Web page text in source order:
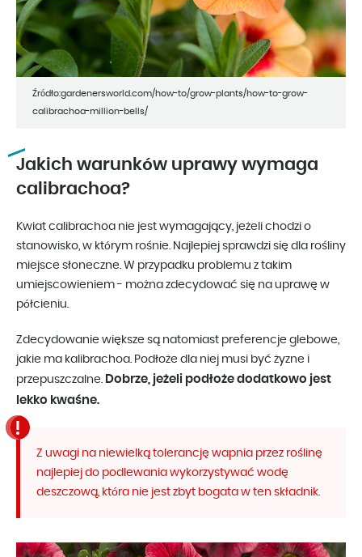
Źródło:gardenersworld.com/how-to/grow-plants/how-to-grow-
calibrachoa-million-bells/
Jakich warunków uprawy wymaga
calibrachoa?
Kwiat calibrachoa nie jest wymagający, jeżeli chodzi o
stanowisko, w którym rośnie. Najlepiej sprawdzi się dla rośliny
miejsce słoneczne. W przypadku problemu z takim
umiejscowieniem - można zdecydować się na uprawę w
półcieniu.
Zdecydowanie większe są natomiast preferencje glebowe,
jakie ma kalibrachoa. Podłoże dla niej musi być żyzne i
przepuszczalne.
Dobrze, jeżeli podłoże dodatkowo jest
lekko kwaśne.
Z uwagi na niewielką tolerancję wapnia przez roślinę
najlepiej do podlewania wykorzystywać wodę
deszczową, która nie jest zbyt bogata w ten składnik.